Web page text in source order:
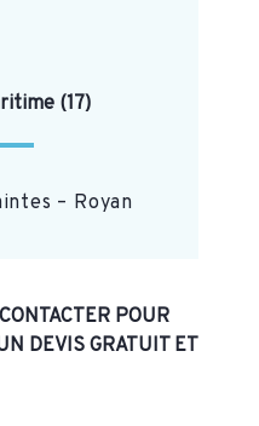
(17)
– Royan
POUR
DEVIS GRATUIT ET